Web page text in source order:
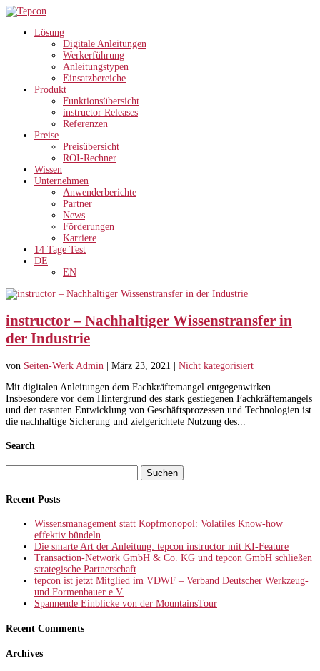
Lösung
Digitale Anleitungen
Werkerführung
Anleitungstypen
Einsatzbereiche
Produkt
Funktionsübersicht
instructor Releases
Referenzen
Preise
Preisübersicht
ROI-Rechner
Wissen
Unternehmen
Anwenderberichte
Partner
News
Förderungen
Karriere
14 Tage Test
DE
EN
instructor – Nachhaltiger Wissenstransfer in
der Industrie
von Seiten-Werk Admin März 23, 2021
Nicht kategorisiert
Mit digitalen Anleitungen dem Fachkräftemangel entgegenwirken
Insbesondere vor dem Hintergrund des stark gestiegenen Fachkräftemangels
und der rasanten Entwicklung von Geschäftsprozessen und Technologien ist
die nachhaltige Sicherung und zielgerichtete Nutzung des...
Search
nach:
Recent Posts
Wissensmanagement statt Kopfmonopol: Volatiles Know-how
effektiv bündeln
Die smarte Art der Anleitung: tepcon instructor mit KI-Feature
Transaction-Network GmbH & Co. KG und tepcon GmbH schließen
strategische Partnerschaft
tepcon ist jetzt Mitglied im VDWF – Verband Deutscher Werkzeug-
und Formenbauer e.V.
Spannende Einblicke von der MountainsTour
Recent Comments
Archives